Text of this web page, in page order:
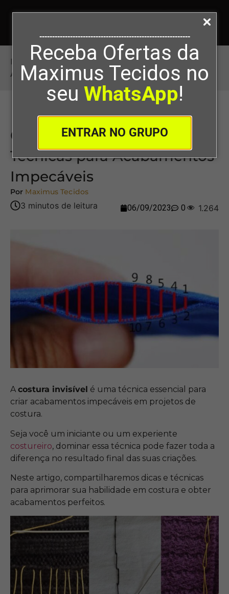
-----------------------------------------------------------
Receba Ofertas da
Maximus Tecidos no
seu WhatsApp!
ENTRAR NO GRUPO
Início>Costura Invisível: Dicas e Técnicas para
Acabamentos Impecáveis
Costura Invisível: Dicas e
Técnicas para Acabamentos
Impecáveis
Por Maximus Tecidos
06/09/2023 0 1.264
A costura invisível é uma técnica essencial para
criar acabamentos impecáveis em projetos de
costura.
Seja você um iniciante ou um experiente
costureiro, dominar essa técnica pode fazer toda a
diferença no resultado final das suas criações.
Neste artigo, compartilharemos dicas e técnicas
para aprimorar sua habilidade em costura e obter
acabamentos perfeitos.